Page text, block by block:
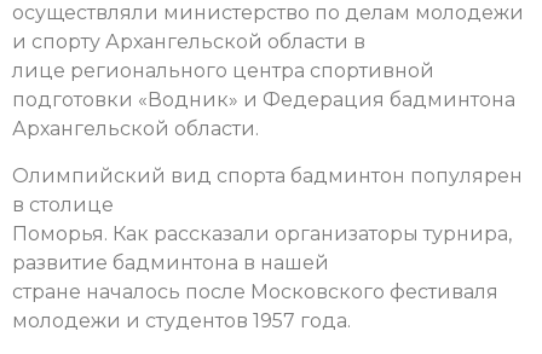
осуществляли министерство по делам молодежи
и спорту Архангельской области в
лице регионального центра спортивной
подготовки «Водник» и Федерация бадминтона
Архангельской области.
Олимпийский вид спорта бадминтон популярен
в столице
Поморья. Как рассказали организаторы турнира,
развитие бадминтона в нашей
стране началось после Московского фестиваля
молодежи и студентов 1957 года.